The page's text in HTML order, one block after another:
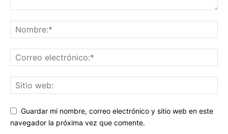
Guardar mi nombre, correo electrónico y sitio web en este
navegador la próxima vez que comente.